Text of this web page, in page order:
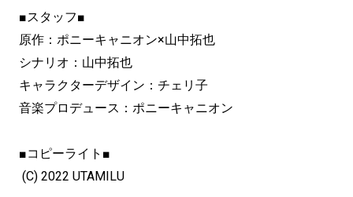
■スタッフ■
原作：ポニーキャニオン×山中拓也
シナリオ：山中拓也
キャラクターデザイン：チェリ子
音楽プロデュース：ポニーキャニオン
■コピーライト■
(C) 2022 UTAMILU